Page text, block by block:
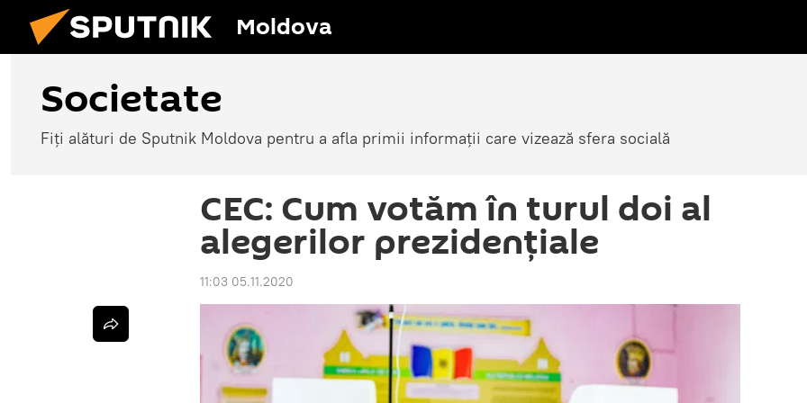
Moldova
Societate
Fiți alături de Sputnik Moldova pentru a afla primii informații care vizează sfera socială
CEC: Cum votăm în turul doi al
alegerilor prezidențiale
11:03 05.11.2020